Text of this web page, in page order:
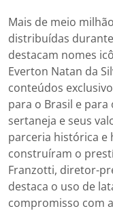
Mais de meio
distribuídas
destacam nomes
Everton Natan da
conteúdos
para o Brasil e
sertaneja e seus
parceria histórica e
construíram o
Franzotti, diretor-
destaca o uso de
compromisso com